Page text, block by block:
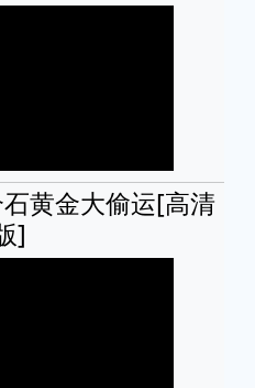
石黄金大偷运[高清
]